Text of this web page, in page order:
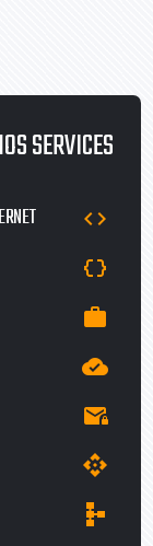
SERVICES
code
data_object
work
cloud_done
mail_lock
api
schema